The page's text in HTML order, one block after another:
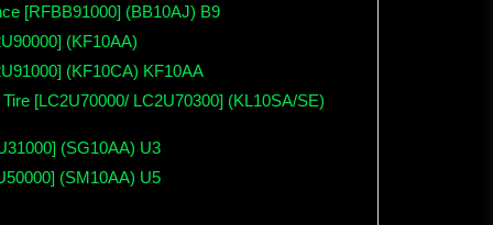
[RFBB91000] (BB10AJ) B9
(KF10AA)
(KF10CA) KF10AA
[LC2U70000/ LC2U70300] (KL10SA/SE)
(SG10AA) U3
(SM10AA) U5